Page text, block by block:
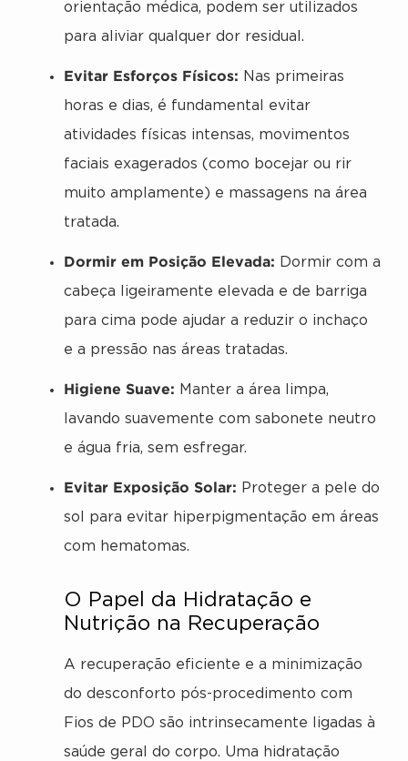
orientação médica, podem ser utilizados
para aliviar qualquer dor residual.
Evitar Esforços Físicos: Nas primeiras
horas e dias, é fundamental evitar
atividades físicas intensas, movimentos
faciais exagerados (como bocejar ou rir
muito amplamente) e massagens na área
tratada.
Dormir em Posição Elevada: Dormir com a
cabeça ligeiramente elevada e de barriga
para cima pode ajudar a reduzir o inchaço
e a pressão nas áreas tratadas.
Higiene Suave: Manter a área limpa,
lavando suavemente com sabonete neutro
e água fria, sem esfregar.
Evitar Exposição Solar: Proteger a pele do
sol para evitar hiperpigmentação em áreas
com hematomas.
O Papel da Hidratação e
Nutrição na Recuperação
A recuperação eficiente e a minimização
do desconforto pós-procedimento com
Fios de PDO são intrinsecamente ligadas à
saúde geral do corpo. Uma hidratação